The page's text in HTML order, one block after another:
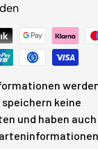
keine
und haben